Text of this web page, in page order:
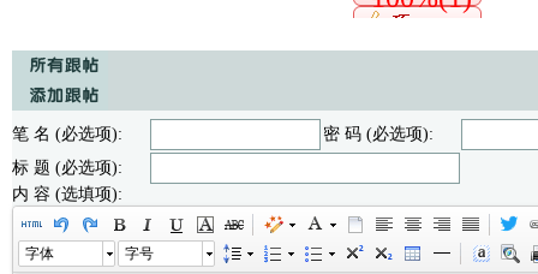
笔 名 (必选项):
密 码 (必选项):
标 题 (必选项):
内 容 (选填项):
字体 字号